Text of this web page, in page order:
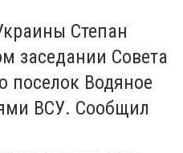
Степан
заседании Совета
поселок Водяное
ВСУ. Сообщил